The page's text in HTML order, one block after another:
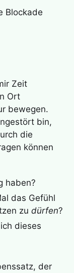
Blockade
Zeit
Ort
bewegen.
bin,
die
können
haben?
das Gefühl
zu dürfen?
dieses
der